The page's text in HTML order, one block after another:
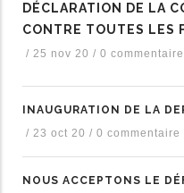
DÉCLARATION DE LA
CONTRE TOUTES LES
/ 25 nov 20 / 0 commentaire
INAUGURATION DE LA
/ 23 oct 20 / 0 commentaire
NOUS ACCEPTONS LE